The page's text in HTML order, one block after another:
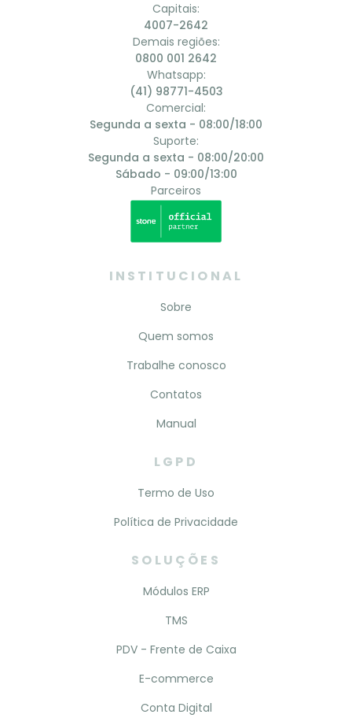
Capitais:
4007-2642
Demais regiões:
0800 001 2642
Whatsapp:
(41) 98771-4503
Comercial:
Segunda a sexta - 08:00/18:00
Suporte:
Segunda a sexta - 08:00/20:00
Sábado - 09:00/13:00
Parceiros
INSTITUCIONAL
Sobre
Quem somos
Trabalhe conosco
Contatos
Manual
LGPD
Termo de Uso
Política de Privacidade
SOLUÇÕES
Módulos ERP
TMS
PDV - Frente de Caixa
E-commerce
Conta Digital